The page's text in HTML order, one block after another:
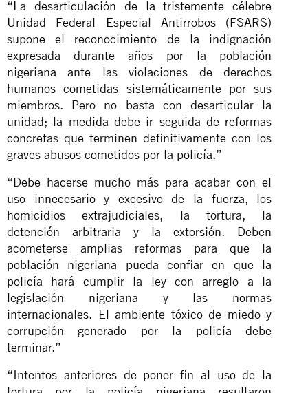
“La desarticulación de la tristemente célebre
Unidad Federal Especial Antirrobos (FSARS)
supone el reconocimiento de la indignación
expresada durante años por la población
nigeriana ante las violaciones de derechos
humanos cometidas sistemáticamente por sus
miembros. Pero no basta con desarticular la
unidad; la medida debe ir seguida de reformas
concretas que terminen definitivamente con los
graves abusos cometidos por la policía.”
“Debe hacerse mucho más para acabar con el
uso innecesario y excesivo de la fuerza, los
homicidios extrajudiciales, la tortura, la
detención arbitraria y la extorsión. Deben
acometerse amplias reformas para que la
población nigeriana pueda confiar en que la
policía hará cumplir la ley con arreglo a la
legislación nigeriana y las normas
internacionales. El ambiente tóxico de miedo y
corrupción generado por la policía debe
terminar.”
“Intentos anteriores de poner fin al uso de la